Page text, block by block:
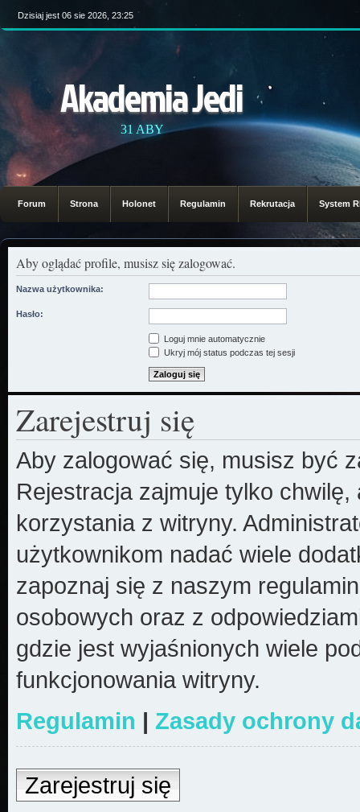
Dzisiaj jest 06 sie 2026, 23:25
Akademia Jedi
31 ABY
Forum Strona Holonet Regulamin Rekrutacja System
Aby oglądać profile, musisz się zalogować.
Nazwa użytkownika:
Hasło:
Loguj mnie automatycznie
Ukryj mój status podczas tej sesji
Zarejestruj się
Aby zalogować się, musisz być
Rejestracja zajmuje tylko
korzystania z witryny.
użytkownikom nadać wiele
zapoznaj się z naszym
osobowych oraz z
gdzie jest wyjaśnionych wiele
funkcjonowania witryny.
Regulamin | Zasady ochrony
Zarejestruj się